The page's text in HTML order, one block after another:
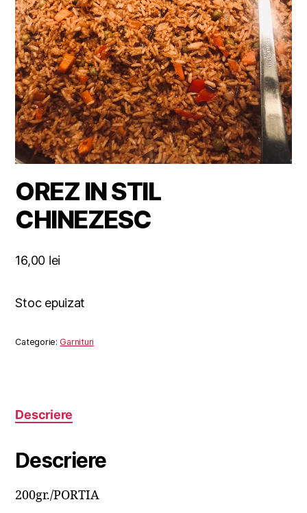
OREZ IN STIL
CHINEZESC
16,00 lei
Stoc epuizat
Categorie: Garnituri
Descriere
Descriere
200gr./PORTIA